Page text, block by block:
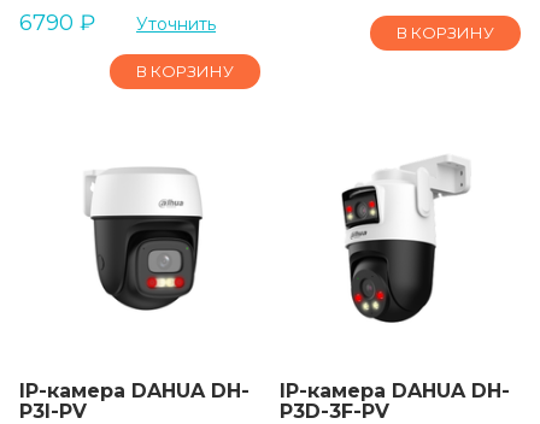
6790 ₽ Уточнить
В КОРЗИНУ
В КОРЗИНУ
IP-камера DAHUA DH-
P3I-PV
IP-камера DAHUA DH-
P3D-3F-PV